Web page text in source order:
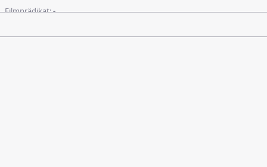
Filmprädikat:-